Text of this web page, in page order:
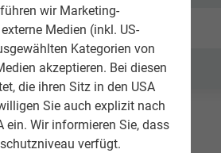
wir Marketing-
Medien (inkl. US-
Kategorien von
akzeptieren. Bei diesen
die ihren Sitz in den USA
Sie auch explizit nach
ein. Wir informieren Sie, dass
verfügt.